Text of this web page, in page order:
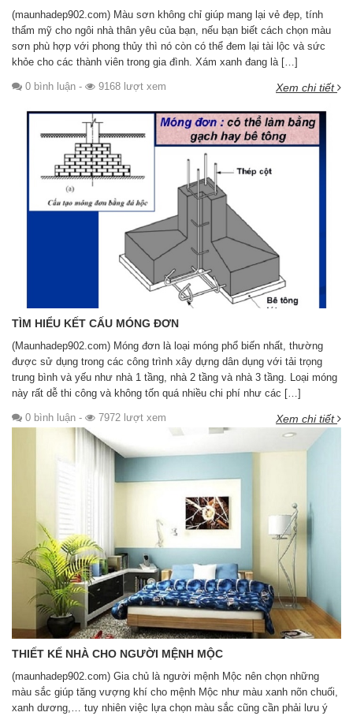
(maunhadep902.com) Màu sơn không chỉ giúp mang lại vẻ đẹp, tính
thẩm mỹ cho ngôi nhà thân yêu của bạn, nếu bạn biết cách chọn màu
sơn phù hợp với phong thủy thì nó còn có thể đem lại tài lộc và sức
khỏe cho các thành viên trong gia đình. Xám xanh đang là […]
0 bình luận - 9168 lượt xem Xem chi tiết
TÌM HIỂU KẾT CẤU MÓNG ĐƠN
(Maunhadep902.com) Móng đơn là loại móng phổ biến nhất, thường
được sử dụng trong các công trình xây dựng dân dụng với tải trọng
trung bình và yếu như nhà 1 tầng, nhà 2 tầng và nhà 3 tầng. Loại móng
này rất dễ thi công và không tốn quá nhiều chi phí như các […]
0 bình luận - 7972 lượt xem Xem chi tiết
THIẾT KẾ NHÀ CHO NGƯỜI MỆNH MỘC
(maunhadep902.com) Gia chủ là người mệnh Mộc nên chọn những
màu sắc giúp tăng vượng khí cho mệnh Mộc như màu xanh nõn chuối,
xanh dương,… tuy nhiên việc lựa chọn màu sắc cũng cần phải lưu ý